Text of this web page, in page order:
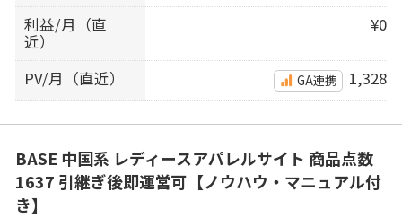
利益/月（直
近）
¥0
PV/月（直近） GA連携 1,328
BASE 中国系 レディースアパレルサイト 商品点数
1637 引継ぎ後即運営可【ノウハウ・マニュアル付
き】